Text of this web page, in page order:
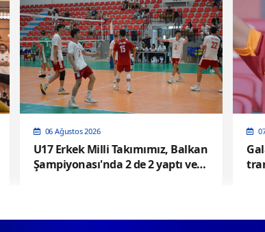
06 Ağustos 2026
U17 Erkek Milli Takımımız, Balkan
Şampiyonası'nda 2 de 2 yaptı ve